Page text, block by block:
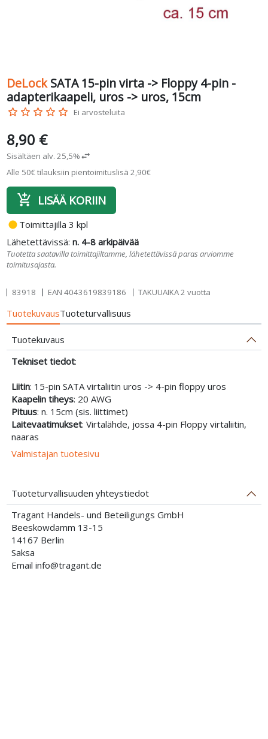
DeLock SATA 15-pin virta -> Floppy 4-pin -
adapterikaapeli, uros -> uros, 15cm
star_border star_border star_border star_border star_border Ei arvosteluita
8,90 €
Sisältäen alv. 25,5%swap_horiz
Alle 50€ tilauksiin pientoimituslisä 2,90€
add_shopping_cart LISÄÄ KORIIN
fiber_manual_record Toimittajilla 3 kpl
Lähetettävissä:n. 4-8 arkipäivää
Tuotetta saatavilla toimittajiltamme, lähetettävissä paras arviomme
toimitusajasta.
83918 EAN 4043619839186 TAKUUAIKA 2 vuotta
TuotekuvausTuoteturvallisuus
Tuotekuvaus
Tekniset tiedot:
Liitin: 15-pin SATA virtaliitin uros -> 4-pin floppy uros
Kaapelin tiheys: 20 AWG
Pituus: n. 15cm (sis. liittimet)
Laitevaatimukset: Virtalähde, jossa 4-pin Floppy virtaliitin,
naaras
Valmistajan tuotesivu
Tuoteturvallisuuden yhteystiedot
Tragant Handels- und Beteiligungs GmbH
Beeskowdamm 13-15
14167 Berlin
Saksa
Email info@tragant.de